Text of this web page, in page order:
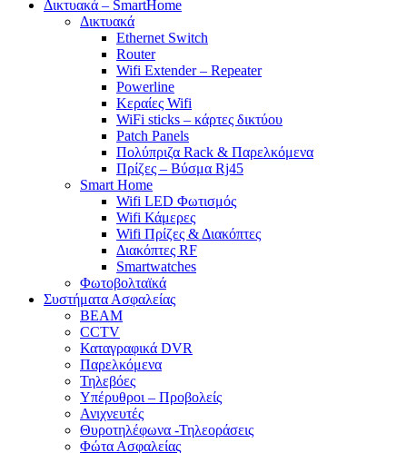
Δικτυακά – SmartHome
Δικτυακά
Ethernet Switch
Router
Wifi Extender – Repeater
Powerline
Κεραίες Wifi
WiFi sticks – κάρτες δικτύου
Patch Panels
Πολύπριζα Rack & Παρελκόμενα
Πρίζες – Βύσμα Rj45
Smart Home
Wifi LED Φωτισμός
Wifi Κάμερες
Wifi Πρίζες & Διακόπτες
Διακόπτες RF
Smartwatches
Φωτοβολταϊκά
Συστήματα Ασφαλείας
BEAM
CCTV
Καταγραφικά DVR
Παρελκόμενα
Τηλεβόες
Υπέρυθροι – Προβολείς
Ανιχνευτές
Θυροτηλέφωνα -Τηλεοράσεις
Φώτα Ασφαλείας